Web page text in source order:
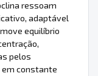
ressoam
adaptável
equilíbrio
pelos
em constante